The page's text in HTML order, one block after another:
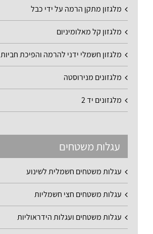
מלגזון מתקן הרמה על ידי כבל
מלגזון קל מאלומיניום
מלגזון חשמלי ידני להרמה והפיכת חביות
מלגזונים מנירוסטה
מלגזונים יד 2
עגלות משטחים
עגלות משטחים חשמלית לשינוע
עגלות משטחים חצי חשמליות
עגלות משטחים ועגלות הידראוליות